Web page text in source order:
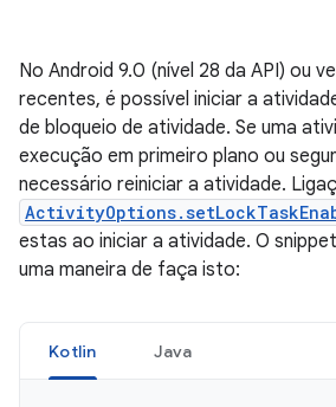
No Android 9.0 (nível 28 da API) ou
recentes, é possível iniciar a
de bloqueio de atividade. Se uma
execução em primeiro plano ou
necessário reiniciar a atividade.
estas ao iniciar a atividade. O
uma maneira de faça isto:
Kotlin Java